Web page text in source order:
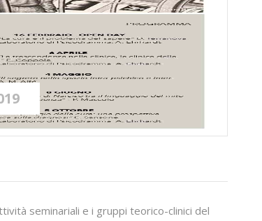
seminariali e i gruppi teorico-clinici del